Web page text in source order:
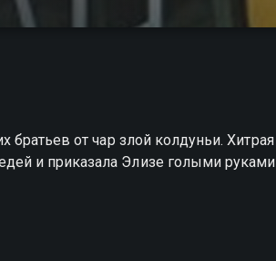
братьев от чар злой колдуньи. Хитрая
и приказала Элизе голыми руками